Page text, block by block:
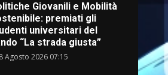
Giovanili e Mobilità
premiati gli
universitari del
“La strada giusta”
Agosto 2026 07:15